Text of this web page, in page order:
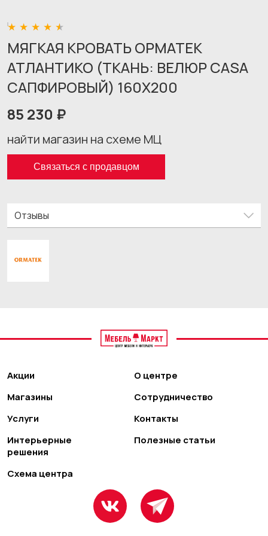
МЯГКАЯ КРОВАТЬ ОРМАТЕК
АТЛАНТИКО (ТКАНЬ: ВЕЛЮР CASA
САПФИРОВЫЙ) 160X200
85 230 ₽
найти магазин на схеме МЦ
Связаться с продавцом
Отзывы
Акции
Магазины
Услуги
Интерьерные
решения
Схема центра
О центре
Сотрудничество
Контакты
Полезные статьи